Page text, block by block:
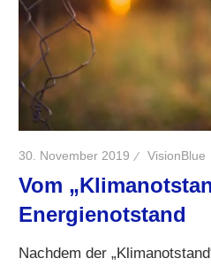
30. November 2019 VisionBlue
Vom
Energienotstand
Nachdem der